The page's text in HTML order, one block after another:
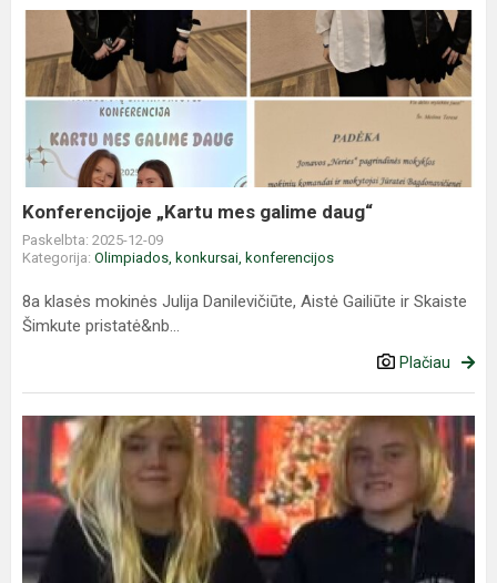
Konferencijoje
„Kartu
mes
galime
daug“
Konferencijoje „Kartu mes galime daug“
Paskelbta: 2025-12-09
Kategorija: Olimpiados, konkursai, konferencijos
8a klasės mokinės Julija Danilevičiūte, Aistė Gailiūte ir Skaiste
Šimkute pristatė&nb...
Plačiau
Kviečia
kavinė
„Prie
Neries“